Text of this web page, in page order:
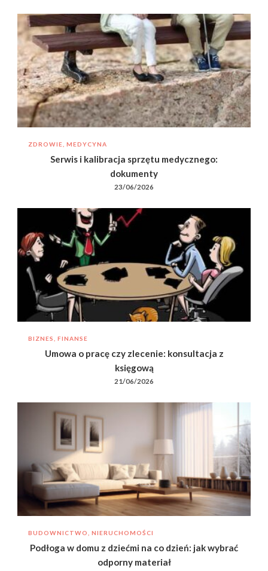
ZDROWIE, MEDYCYNA
Serwis i kalibracja sprzętu medycznego:
dokumenty
23/06/2026
BIZNES, FINANSE
Umowa o pracę czy zlecenie: konsultacja z
księgową
21/06/2026
BUDOWNICTWO, NIERUCHOMOŚCI
Podłoga w domu z dziećmi na co dzień: jak wybrać
odporny materiał